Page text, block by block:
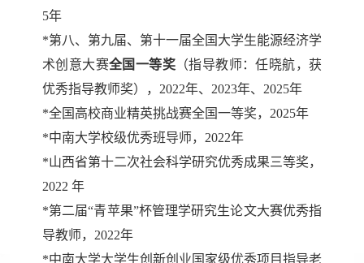
5年
*第八、第九届、第十一届全国大学生能源经济学
术创意大赛全国一等奖 （指导教师：任晓航，获
优秀指导教师奖），2022年、2023年、2025年
*全国高校商业精英挑战赛全国一等奖，2025年
*中南大学校级优秀班导师，2022年
*山西省第十二次社会科学研究优秀成果三等奖，
2022 年
*第二届“青苹果”杯管理学研究生论文大赛优秀指
导教师，2022年
*中南大学大学生创新创业国家级优秀项目指导老